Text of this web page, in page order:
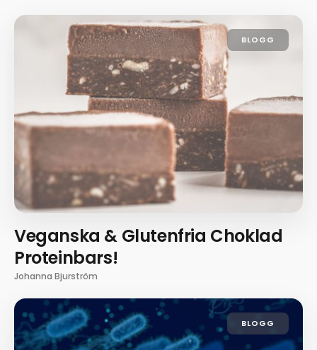
BLOGG
Veganska & Glutenfria Choklad
Proteinbars!
Johanna Bjurström
BLOGG